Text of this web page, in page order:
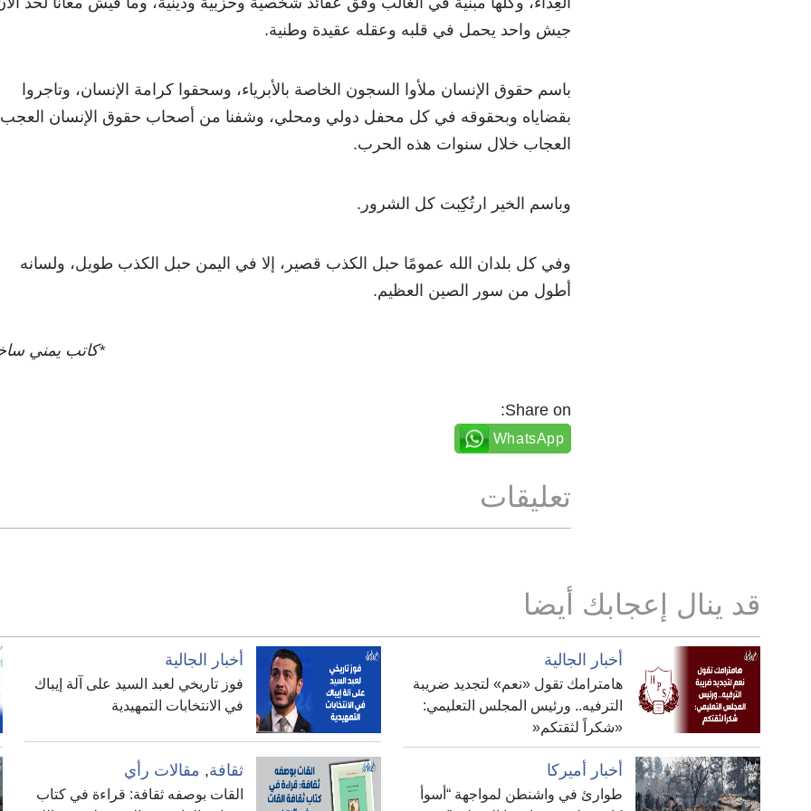
جيش واحد يحمل في قلبه وعقله عقيدة وطنية.
باسم حقوق الإنسان ملأوا السجون الخاصة بالأبرياء، وسحقوا كرامة الإنسان، وتاجروا
بقضاياه وبحقوقه في كل محفل دولي ومحلي، وشفنا من أصحاب حقوق الإنسان العجب
العجاب خلال سنوات هذه الحرب.
وباسم الخير ارتُكِبت كل الشرور.
وفي كل بلدان الله عمومًا حبل الكذب قصير، إلا في اليمن حبل الكذب طويل، ولسانه
أطول من سور الصين العظيم.
*كاتب يمني
Share on:
WhatsApp
تعليقات
قد ينال إعجابك أيضا
أخبار الجالية
هامترامك تقول «نعم» لتجديد ضريبة
الترفيه.. ورئيس المجلس التعليمي:
«شكراً لثقتكم«
أخبار الجالية
فوز تاريخي لعبد السيد على آلة إيباك
في الانتخابات التمهيدية
أخبار أميركا
طوارئ في واشنطن لمواجهة “أسوأ
ثقافة, مقالات رأي
القات بوصفه ثقافة: قراءة في كتاب